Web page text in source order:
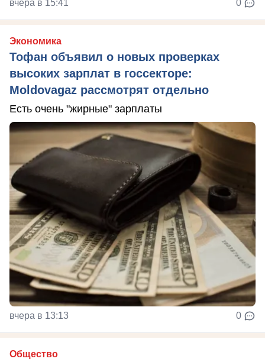
вчера в 15:41 0
Экономика
Тофан объявил о новых проверках
высоких зарплат в госсекторе:
Moldovagaz рассмотрят отдельно
Есть очень "жирные" зарплаты
вчера в 13:13 0
Общество